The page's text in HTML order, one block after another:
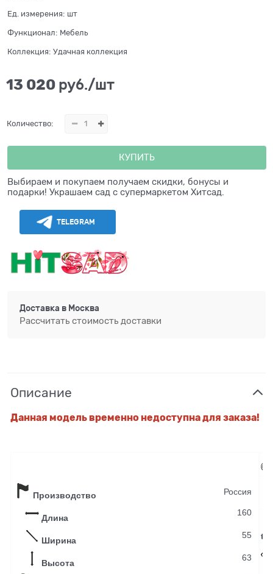
Ед. измерения: шт
Функционал: Мебель
Коллекция: Удачная коллекция
13 020 руб./шт
Количество:
КУПИТЬ
Выбираем и покупаем получаем скидки, бонусы и
подарки! Украшаем сад с супермаркетом Хитсад.
TELEGRAM
Доставка в Москва
Рассчитать стоимость доставки
Описание
Данная модель временно недоступна для заказа!
Производство Россия
Длина
160
Ширина
55
Высота
63
t,